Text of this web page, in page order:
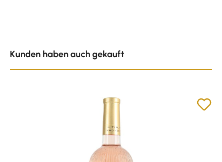
Kunden haben auch gekauft